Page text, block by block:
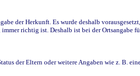
der Herkunft. Es wurde deshalb
richtig ist. Deshalb ist bei der Ortsangabe
der Eltern oder weitere Angaben wie z. B.